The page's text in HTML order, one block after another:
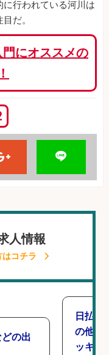
行われている河川は
だ。
にオススメの
人情報
コチラ
の出
日払い
の他/
ッキン